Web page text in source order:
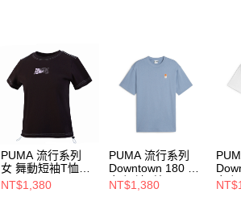
結果請求用戶進行身份認證。
５．嚴禁一人註冊多個帳號或使用他人資訊註冊。若發
形，恩沛科技股份有限公司將有權停止該用戶之使用額
PUMA 流行系列
女 舞動短袖T恤
62686501
NT$1,380
PUMA 流行系列
Downtown 180 男
女 短袖T恤
62437520
NT$1,380
女